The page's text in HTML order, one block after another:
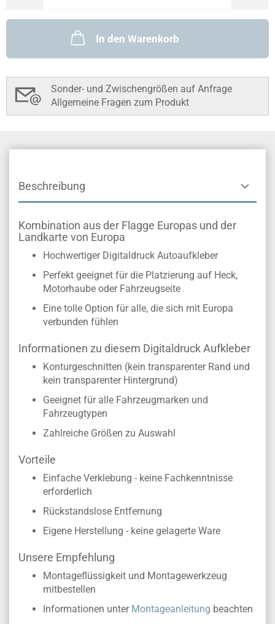
In den Warenkorb
Sonder- und Zwischengrößen auf Anfrage
Allgemeine Fragen zum Produkt
Beschreibung
Kombination aus der Flagge Europas und der
Landkarte von Europa
Hochwertiger Digitaldruck Autoaufkleber
Perfekt geeignet für die Platzierung auf Heck,
Motorhaube oder Fahrzeugseite
Eine tolle Option für alle, die sich mit Europa
verbunden fühlen
Informationen zu diesem Digitaldruck Aufkleber
Konturgeschnitten (kein transparenter Rand und
kein transparenter Hintergrund)
Geeignet für alle Fahrzeugmarken und
Fahrzeugtypen
Zahlreiche Größen zu Auswahl
Vorteile
Einfache Verklebung - keine Fachkenntnisse
erforderlich
Rückstandslose Entfernung
Eigene Herstellung - keine gelagerte Ware
Unsere Empfehlung
Montageflüssigkeit und Montagewerkzeug
mitbestellen
Informationen unter Montageanleitung beachten